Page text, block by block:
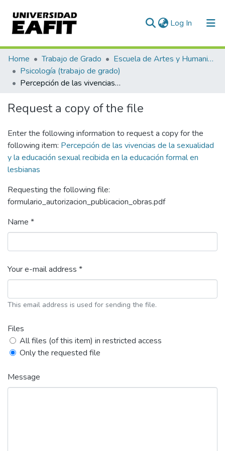
Log In (current)
Communities & Collections
All of DSpace
Home Trabajo de Grado
Escuela de Artes y Humanidades
Psicología (trabajo de grado)
Percepción de las vivencias de la sexualidad y la educación sexual recibida en la educación formal en lesbianas
Request a copy of the file
Enter the following information to request a copy for the
following item: Percepción de las vivencias de la sexualidad
y la educación sexual recibida en la educación formal en
lesbianas
Requesting the following file:
formulario_autorizacion_publicacion_obras.pdf
Name *
Your e-mail address *
This email address is used for sending the file.
Files
All files (of this item) in restricted access
Only the requested file
Message